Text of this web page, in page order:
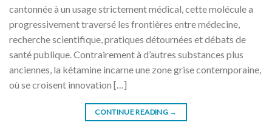
cantonnée à un usage strictement médical, cette molécule a
progressivement traversé les frontières entre médecine,
recherche scientifique, pratiques détournées et débats de
santé publique. Contrairement à d’autres substances plus
anciennes, la kétamine incarne une zone grise contemporaine,
où se croisent innovation […]
CONTINUE READING →